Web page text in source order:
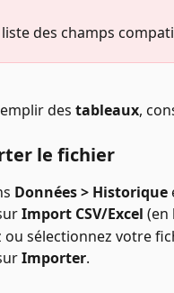
des champs
des tableaux,
le fichier
Données > Historique
Import CSV/Excel (en
ou sélectionnez votre
Importer.